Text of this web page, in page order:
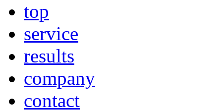
top
service
results
company
contact